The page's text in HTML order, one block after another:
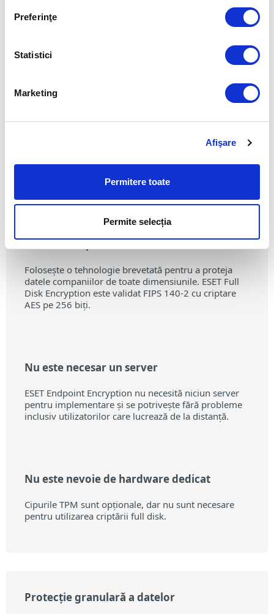
Preferinţe
Statistici
Marketing
Afişare
Permitere toate
Permite selecția
Aliniere la cerințele de conformitate
Explorați caracteristicile ESET
Endpoint Encryption
Validat complet
Folosește o tehnologie brevetată pentru a proteja
datele companiilor de toate dimensiunile. ESET Full
Disk Encryption este validat FIPS 140-2 cu criptare
AES pe 256 biți.
Nu este necesar un server
ESET Endpoint Encryption nu necesită niciun server
pentru implementare și se potrivește fără probleme
inclusiv utilizatorilor care lucrează de la distanță.
Nu este nevoie de hardware dedicat
Cipurile TPM sunt opționale, dar nu sunt necesare
pentru utilizarea criptării full disk.
Protecție granulară a datelor